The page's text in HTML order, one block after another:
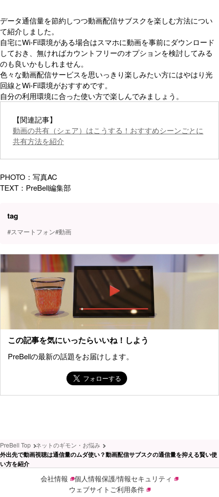
データ通信量を節約しつつ動画配信サブスクを楽しむ方法につい
て紹介しました。
自宅にWi-Fi環境がある場合はスマホに動画を事前にダウンロード
しておき、無ければカウントフリーのオプションを検討してみる
のも良いかもしれません。
色々な動画配信サービスを思いっきり楽しみたい方にはやはり光
回線とWi-Fi環境がおすすめです。
自分の利用環境に合った使い方で楽しんでみましょう。
【関連記事】
動画の共有（シェア）はこうする！おすすめシーンごとに
共有方法を紹介
PHOTO：写真AC
TEXT：PreBell編集部
tag
#スマートフォン#動画
この記事を気にいったらいいね！しよう
PreBellの最新の話題をお届けします。
PreBell Top ネットのギモン・お悩み
外出先で動画視聴は通信量のムダ使い？動画配信サブスクの通信量を抑える賢い使
い方を紹介
会社情報
個人情報保護/情報セキュリティ
ウェブサイトご利用条件